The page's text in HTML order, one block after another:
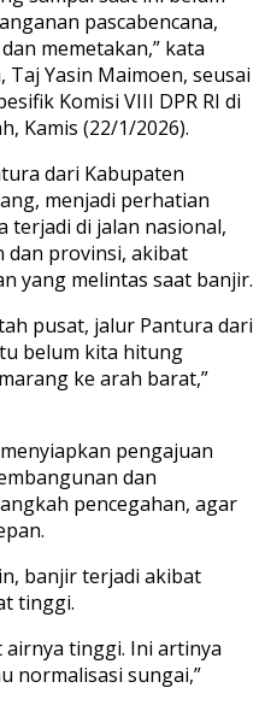
pascabencana,
memetakan,” kata
Yasin Maimoen, seusai
Komisi VIII DPR RI di
Kamis (22/1/2026).
dari Kabupaten
menjadi perhatian
terjadi di jalan nasional,
dan provinsi, akibat
yang melintas saat banjir.
pusat, jalur Pantura dari
belum kita hitung
ke arah barat,”
pengajuan
dan
pencegahan, agar
banjir terjadi akibat
tinggi.
airnya tinggi. Ini artinya
normalisasi sungai,”